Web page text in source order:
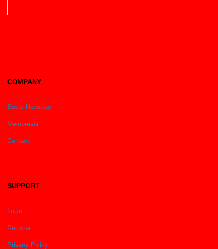
COMPANY
Sobre Nosotros
Membresia
Contact
SUPPORT
Login
Register
Privacy Policy